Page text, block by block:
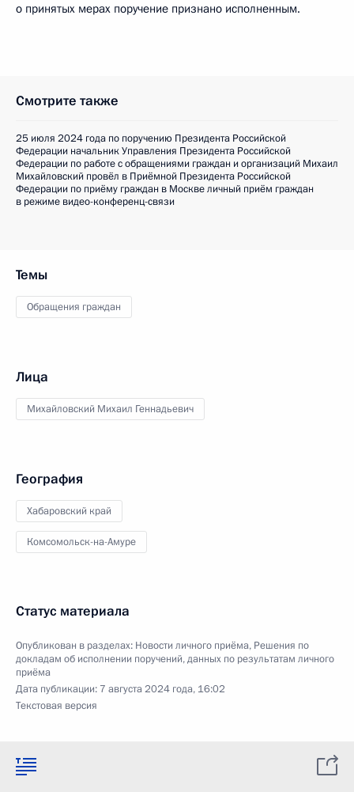
о принятых мерах поручение признано исполненным.
Смотрите также
25 июля 2024 года по поручению Президента Российской
Федерации начальник Управления Президента Российской
Федерации по работе с обращениями граждан и организаций Михаил
Михайловский провёл в Приёмной Президента Российской
Федерации по приёму граждан в Москве личный приём граждан
в режиме видео-конференц-связи
Темы
Обращения граждан
Лица
Михайловский Михаил Геннадьевич
География
Хабаровский край
Комсомольск-на-Амуре
Статус материала
Опубликован в разделах: Новости личного приёма, Решения по
докладам об исполнении поручений, данных по результатам личного
приёма
Дата публикации: 7 августа 2024 года, 16:02
Текстовая версия